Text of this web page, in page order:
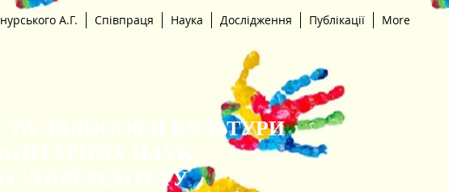
А.Г. Співпраця Наука Дослідження Публікації More
ТА ФІЛОСОФІЇ КУЛЬТУРИ
НАУК
УНІВЕРСИТЕТУ